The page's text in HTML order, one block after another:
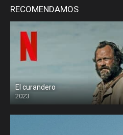
RECOMENDAMOS
El curandero
2023